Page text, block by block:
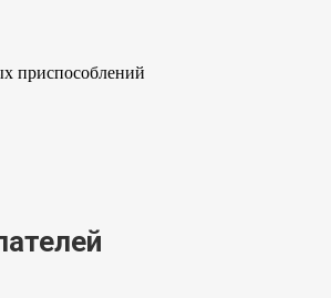
приспособлений